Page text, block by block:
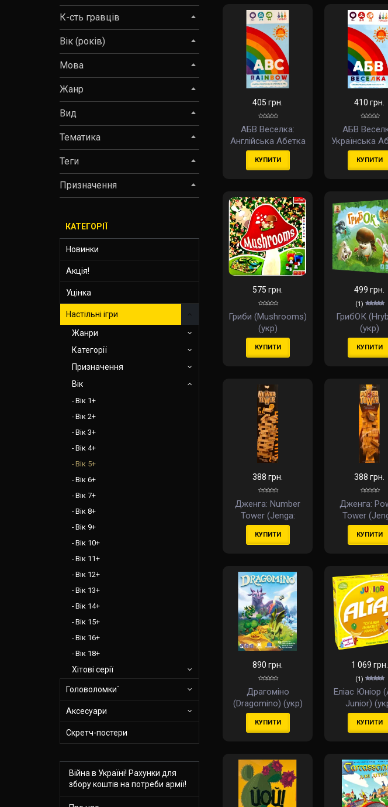
К-сть гравців
Вік (років)
Мова
Жанр
Вид
Тематика
Теги
Призначення
КАТЕГОРІЇ
Новинки
Акція!
Уцінка
Настільні ігри
Жанри
Категорії
Призначення
Вік
Вік 1+
Вік 2+
Вік 3+
Вік 4+
Вік 5+
Вік 6+
Вік 7+
Вік 8+
Вік 9+
Вік 10+
Вік 11+
Вік 12+
Вік 13+
Вік 14+
Вік 15+
Вік 16+
Вік 18+
Хітові серії
Головоломки`
Аксесуари
Скретч-постери
Війна в Україні! Рахунки для
збору коштів на потреби армії!
405 грн.
АБВ Веселка:
Англійська Абетка
(ABC Rainbow:
English Alphabet)
КУПИТИ
410 грн.
АБВ
Українська
(ABC
UkrainianКУПИТИ
575 грн.
Гриби (Mushrooms)
(укр)
КУПИТИ
499 грн.
(1)
ГрибОК
(укр)
КУПИТИ
388 грн.
Дженга: Number
Tower (Jenga:
Number Tower)
(укр)
КУПИТИ
388 грн.
Дженга:
Tower
Power: Tower)
КУПИТИ
890 грн.
Драгоміно
(Dragomino) (укр)
КУПИТИ
1 069 грн.
(1)
Еліас Юніор
Junior)
КУПИТИ